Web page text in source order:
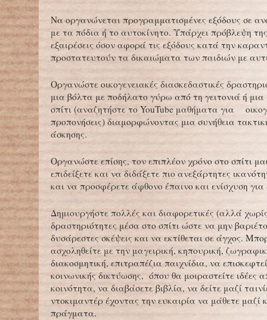
Να οργανώνεται προγραμματισμένες εξόδους σε
με τα πόδια ή το αυτοκίνητο. Υπάρχει πρόβλεψη
εξαιρέσεις όσον αφορά τις εξόδους κατά την
προστατευτούν τα δικαιώματα των παιδιών με
Οργανώστε οικογενειακές διασκεδαστικές
μια βόλτα με ποδήλατο γύρω από τη γειτονιά ή
σπίτι (αναζητήστε το YouTube μαθήματα για
προπονήσεις) διαμορφώνοντας μια συνήθεια
άσκησης.
Οργανώστε επίσης, τον επιπλέον χρόνο στο σπίτι
επιδείξετε και να διδάξετε πιο ανεξάρτητες
και να προσφέρετε άφθονο έπαινο και ενίσχυση για
Δημιουργήστε πολλές και διαφορετικές (αλλά
δραστηριότητες μέσα στο σπίτι ώστε να μην
δυσάρεστες σκέψεις και να εκτίθεται σε άγχος.
ασχοληθείτε με την μαγειρική, κηπουρική,
διακοσμητική, επιτραπέζια παιχνίδια, να
κοινωνικής δικτύωσης, όπου θα μοιραστείτε ιδέες
κοινότητα, να διαβάσετε βιβλία, να δείτε μαζί
ντοκιμαντέρ έχοντας την ευκαιρία να μάθετε μαζί
πράγματα.